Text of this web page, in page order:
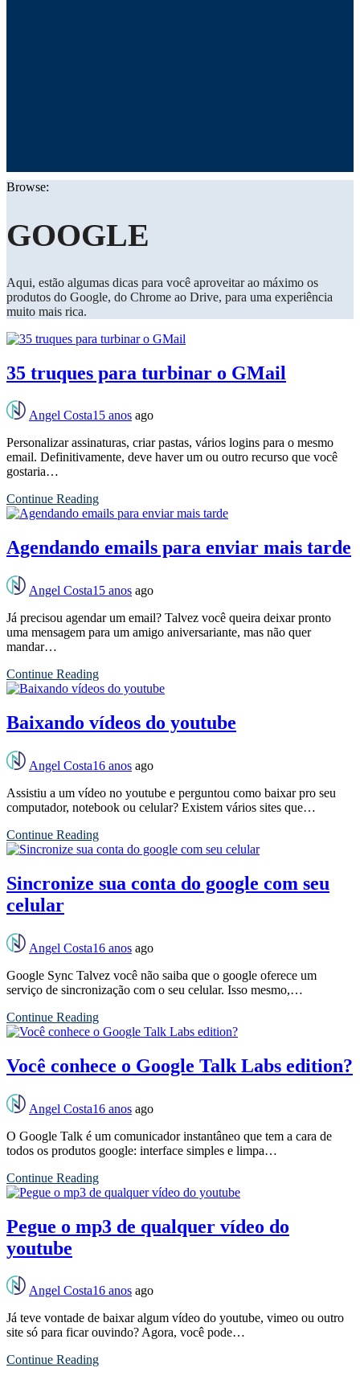
Browse:
GOOGLE
Aqui, estão algumas dicas para você aproveitar ao máximo os
produtos do Google, do Chrome ao Drive, para uma experiência
muito mais rica.
35 truques para turbinar o GMail
Angel Costa15 anos ago
Personalizar assinaturas, criar pastas, vários logins para o mesmo
email. Definitivamente, deve haver um ou outro recurso que você
gostaria…
Continue Reading
Agendando emails para enviar mais tarde
Angel Costa15 anos ago
Já precisou agendar um email? Talvez você queira deixar pronto
uma mensagem para um amigo aniversariante, mas não quer
mandar…
Continue Reading
Baixando vídeos do youtube
Angel Costa16 anos ago
Assistiu a um vídeo no youtube e perguntou como baixar pro seu
computador, notebook ou celular? Existem vários sites que…
Continue Reading
Sincronize sua conta do google com seu
celular
Angel Costa16 anos ago
Google Sync Talvez você não saiba que o google oferece um
serviço de sincronização com o seu celular. Isso mesmo,…
Continue Reading
Você conhece o Google Talk Labs edition?
Angel Costa16 anos ago
O Google Talk é um comunicador instantâneo que tem a cara de
todos os produtos google: interface simples e limpa…
Continue Reading
Pegue o mp3 de qualquer vídeo do
youtube
Angel Costa16 anos ago
Já teve vontade de baixar algum vídeo do youtube, vimeo ou outro
site só para ficar ouvindo? Agora, você pode…
Continue Reading